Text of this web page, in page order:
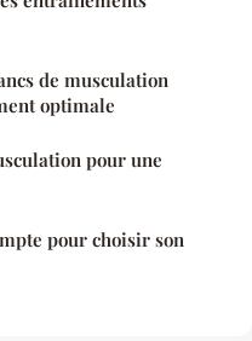
de musculation
optimale
pour une
pour choisir son